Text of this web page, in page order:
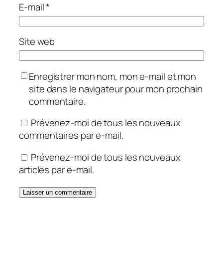
E-mail*
Site web
Enregistrer mon nom, mon e-mail et mon
site dans le navigateur pour mon prochain
commentaire.
Prévenez-moi de tous les nouveaux
commentaires par e-mail.
Prévenez-moi de tous les nouveaux
articles par e-mail.